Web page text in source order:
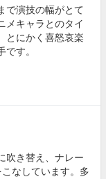
で演技の幅がとて
メキャラとのタイ
とにかく喜怒哀楽
す。
吹き替え、ナレー
なしています。多